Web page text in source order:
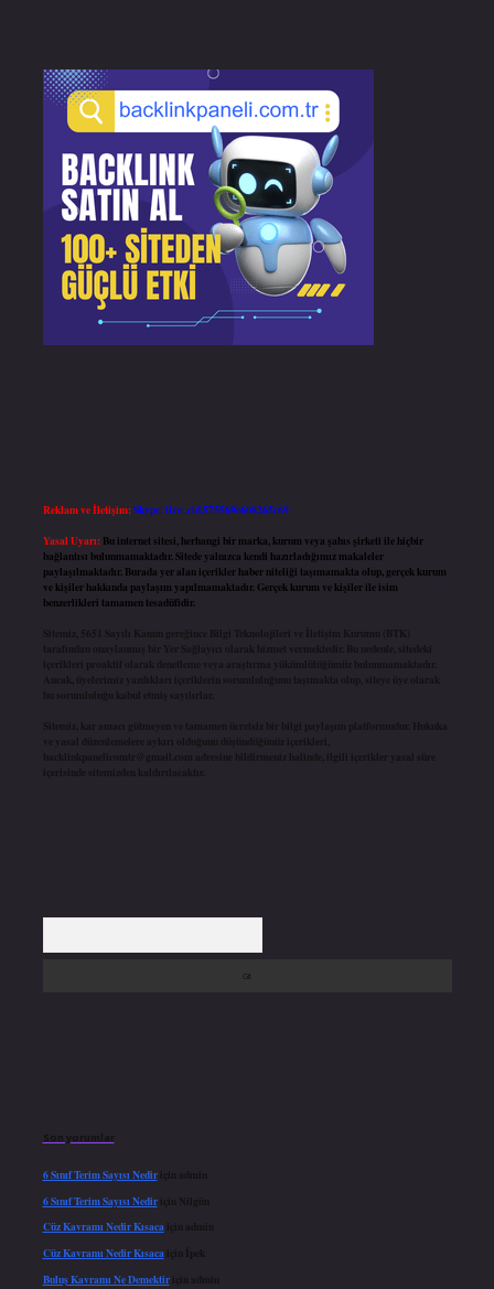
Reklam ve İletişim:Skype: live:.cid.575569c608265c69
Yasal Uyarı: Bu internet sitesi, herhangi bir marka, kurum veya şahıs şirketi ile hiçbir
bağlantısı bulunmamaktadır. Sitede yalnızca kendi hazırladığımız makaleler
paylaşılmaktadır. Burada yer alan içerikler haber niteliği taşımamakta olup, gerçek kurum
ve kişiler hakkında paylaşım yapılmamaktadır. Gerçek kurum ve kişiler ile isim
benzerlikleri tamamen tesadüfidir.
Sitemiz, 5651 Sayılı Kanun gereğince Bilgi Teknolojileri ve İletişim Kurumu (BTK)
tarafından onaylanmış bir Yer Sağlayıcı olarak hizmet vermektedir. Bu nedenle, sitedeki
içerikleri proaktif olarak denetleme veya araştırma yükümlülüğümüz bulunmamaktadır.
Ancak, üyelerimiz yazdıkları içeriklerin sorumluluğunu taşımakta olup, siteye üye olarak
bu sorumluluğu kabul etmiş sayılırlar.
Sitemiz, kar amacı gütmeyen ve tamamen ücretsiz bir bilgi paylaşım platformudur. Hukuka
ve yasal düzenlemelere aykırı olduğunu düşündüğünüz içerikleri,
backlinkpanelicomtr@gmail.com adresine bildirmeniz halinde, ilgili içerikler yasal süre
içerisinde sitemizden kaldırılacaktır.
Son yorumlar
6 Sınıf Terim Sayısı Nediriçin admin
6 Sınıf Terim Sayısı Nediriçin Nilgün
Cüz Kavramı Nedir Kısacaiçin admin
Cüz Kavramı Nedir Kısacaiçin
İpek
Buluş Kavramı Ne Demektiriçin admin